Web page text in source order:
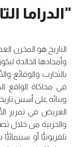
"الدراما
التاريخ هو المخزن
وأمجادها الخالدة
بالتجارب والوقائع
في محاكاة
وبنائه على أسس
العريض في تمرير
والحزبية من خلال
تلفزيونيًّا أو